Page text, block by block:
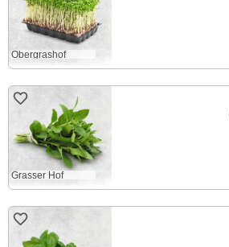
Obergrashof
Grasser Hof